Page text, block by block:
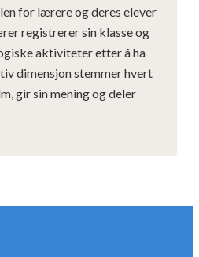
for lærere og deres elever
registrerer sin klasse og
aktiviteter etter å ha
dimensjon stemmer hvert
gir sin mening og deler